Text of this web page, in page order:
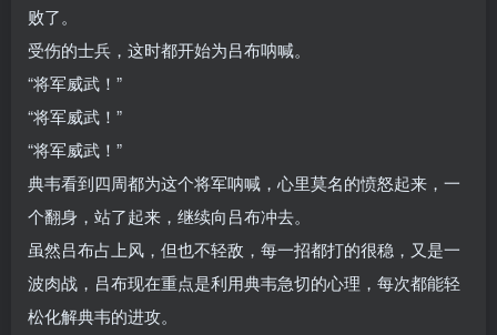
败了。
受伤的士兵，这时都开始为吕布呐喊。
“将军威武！”
“将军威武！”
“将军威武！”
典韦看到四周都为这个将军呐喊，心里莫名的愤怒起来，一
个翻身，站了起来，继续向吕布冲去。
虽然吕布占上风，但也不轻敌，每一招都打的很稳，又是一
波肉战，吕布现在重点是利用典韦急切的心理，每次都能轻
松化解典韦的进攻。